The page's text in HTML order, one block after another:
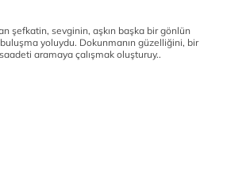
şefkatin, sevginin, aşkın başka bir gönlün
yoluydu. Dokunmanın güzelliğini, bir
aramaya çalışmak oluşturuy..